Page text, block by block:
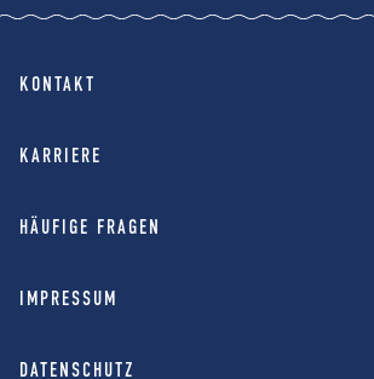
KONTAKT
KARRIERE
HÄUFIGE FRAGEN
IMPRESSUM
DATENSCHUTZ